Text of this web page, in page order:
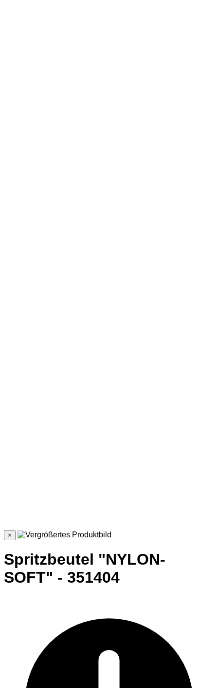
×
Spritzbeutel "NYLON-
SOFT" - 351404